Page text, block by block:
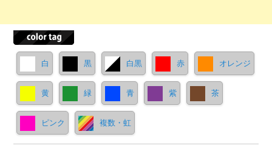
白 黒 白黒 赤 オレンジ
黄 緑 青 紫 茶
ピンク 複数・虹